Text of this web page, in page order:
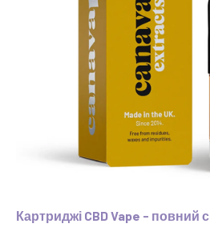
Картриджі CBD Vape - повний